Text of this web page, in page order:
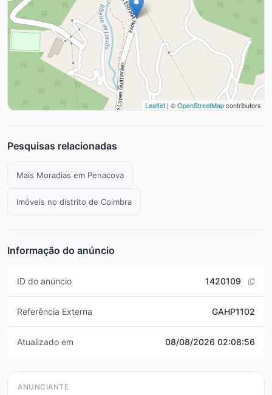
Leaflet | ©OpenStreetMapcontributors
Pesquisas relacionadas
Mais Moradias em Penacova
Imóveis no distrito de Coimbra
Informação do anúncio
ID do anúncio 1420109
Referência Externa GAHP1102
Atualizado em 08/08/2026 02:08:56
ANUNCIANTE